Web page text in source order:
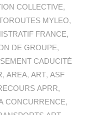
COLLECTIVE,
MYLEO,
FRANCE,
DE GROUPE,
CADUCITÉ
,AREA,ART,ASF
APRR,
CONCURRENCE,